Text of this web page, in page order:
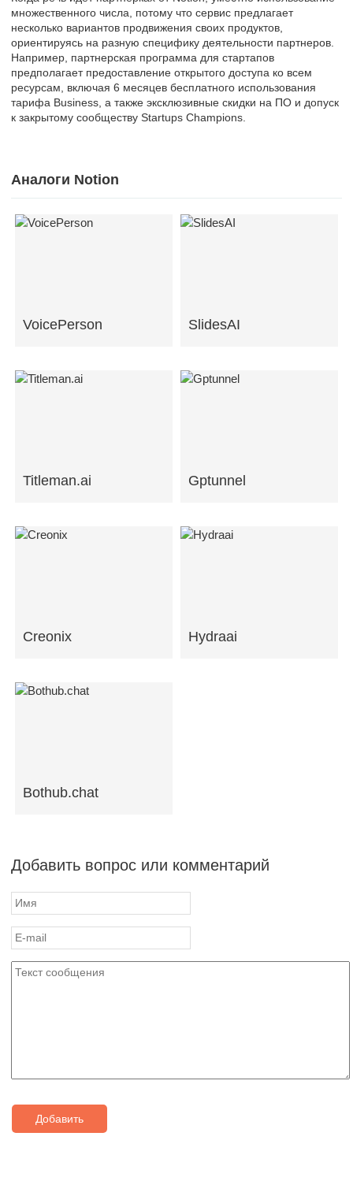
множественного числа, потому что сервис предлагает
несколько вариантов продвижения своих продуктов,
ориентируясь на разную специфику деятельности партнеров.
Например, партнерская программа для стартапов
предполагает предоставление открытого доступа ко всем
ресурсам, включая 6 месяцев бесплатного использования
тарифа Business, а также эксклюзивные скидки на ПО и допуск
к закрытому сообществу Startups Champions.
Аналоги Notion
VoicePerson SlidesAI
Titleman.ai Gptunnel
Creonix Hydraai
Bothub.chat
Добавить вопрос или комментарий
Добавить